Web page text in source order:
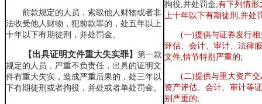
前款规定的人员，索取他人财物或者非
法收受他人财物，犯前款罪的，处五年以上
十年以下有期徒刑，并处罚金。
【出具证明文件重大失实罪】 第一款
规定的人员，严重不负责任，出具的证明文
件有重大失实，造成严重后果的，处三年以
下有期徒刑或者拘役，并处或者单处罚金。
拘役,并处罚金;有下列情形
上十年以下有期徒刑,并处
(一)提供与证券发行
评估、会计、审计、法律
文件,情节特别严重的;
(二)提供与重大资产
资产评估、会计、审计等
别严重的;